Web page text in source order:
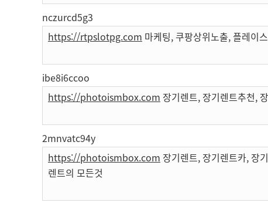
nczurcd5g3
https://rtpslotpg.com 마케팅, 쿠팡상위노출, 플레이
ibe8i6ccoo
https://photoismbox.com 장기렌트, 장기렌트추천,
2mnvatc94y
https://photoismbox.com 장기렌트, 장기렌트카, 장
렌트의 모든것